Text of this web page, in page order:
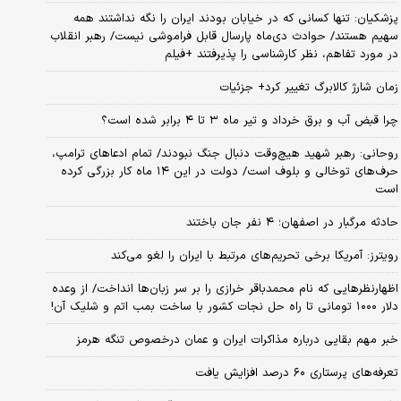
پزشکیان: تنها کسانی که در خیابان بودند ایران را نگه نداشتند همه
سهیم هستند/ حوادث دی‌ماه پارسال قابل فراموشی نیست/ رهبر انقلاب
در مورد تفاهم، نظر کارشناسی را پذیرفتند +فیلم
زمان شارژ کالابرگ تغییر کرد+ جزئیات
چرا قبض آب و برق خرداد و تیر ماه ۳ تا ۴ برابر شده است؟
روحانی: رهبر شهید هیچ‌وقت دنبال جنگ نبودند/ تمام ادعاهای ترامپ،
حرف‌های توخالی و بلوف است/ دولت در این ۱۴ ماه کار بزرگی کرده
است
حادثه مرگبار در اصفهان؛ ۴ نفر جان باختند
رویترز: آمریکا برخی تحریم‌های مرتبط با ایران را لغو می‌کند
اظهارنظرهایی که نام محمدباقر خرازی را بر سر زبان‌ها انداخت/ از وعده
دلار ۱۰۰۰ تومانی تا راه حل نجات کشور با ساخت بمب اتم و شلیک آن!
خبر مهم بقایی درباره مذاکرات ایران و عمان درخصوص تنگه هرمز
تعرفه‌های پرستاری ۶۰ درصد افزایش یافت